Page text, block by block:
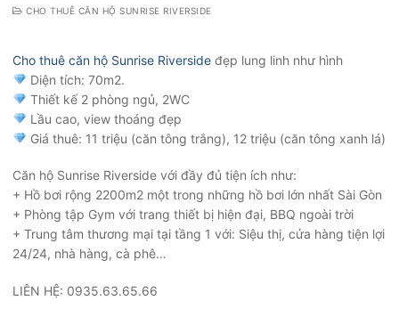
CHO THUÊ CĂN HỘ SUNRISE RIVERSIDE
Cho thuê căn hộ Sunrise Riverside đẹp lung linh như hình
Diện tích: 70m2.
Thiết kế 2 phòng ngủ, 2WC
Lầu cao, view thoáng đẹp
Giá thuê: 11 triệu (căn tông trắng), 12 triệu (căn tông xanh lá)
Căn hộ Sunrise Riverside với đầy đủ tiện ích như:
+ Hồ bơi rộng 2200m2 một trong những hồ bơi lớn nhất Sài Gòn
+ Phòng tập Gym với trang thiết bị hiện đại, BBQ ngoài trời
+ Trung tâm thương mại tại tầng 1 với: Siệu thị, cửa hàng tiện lợi
24/24, nhà hàng, cà phê…
LIÊN HỆ: 0935.63.65.66